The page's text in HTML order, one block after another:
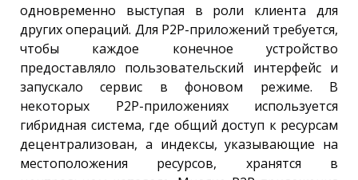
одновременно выступая в роли клиента для
других операций. Для P2P-приложений требуется,
чтобы каждое конечное устройство
предоставляло пользовательский интерфейс и
запускало сервис в фоновом режиме. В
некоторых P2P-приложениях используется
гибридная система, где общий доступ к ресурсам
децентрализован, а индексы, указывающие на
местоположения ресурсов, хранятся в